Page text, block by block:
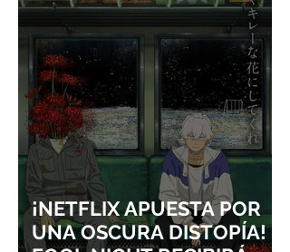
¡NETFLIX APUESTA POR
UNA OSCURA DISTOPÍA!